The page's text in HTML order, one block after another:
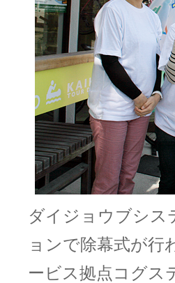
ダイジョウブシス
ョンで除幕式が
ービス拠点コグス